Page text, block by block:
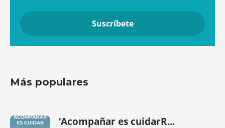
Más populares
‘Acompañar es cuidarR...